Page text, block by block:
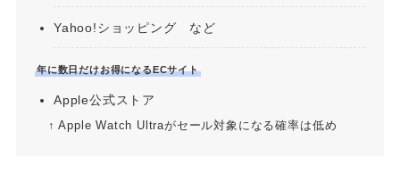
Yahoo!ショッピング など
年に数日だけお得になるECサイト
Apple公式ストア
↑ Apple Watch Ultraがセール対象になる確率は低め